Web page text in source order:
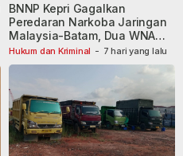
Hukum dan Kriminal - 7 hari yang lalu
BNNP Kepri Gagalkan
Peredaran Narkoba Jaringan
Malaysia-Batam, Dua WNA
Masih Diburu